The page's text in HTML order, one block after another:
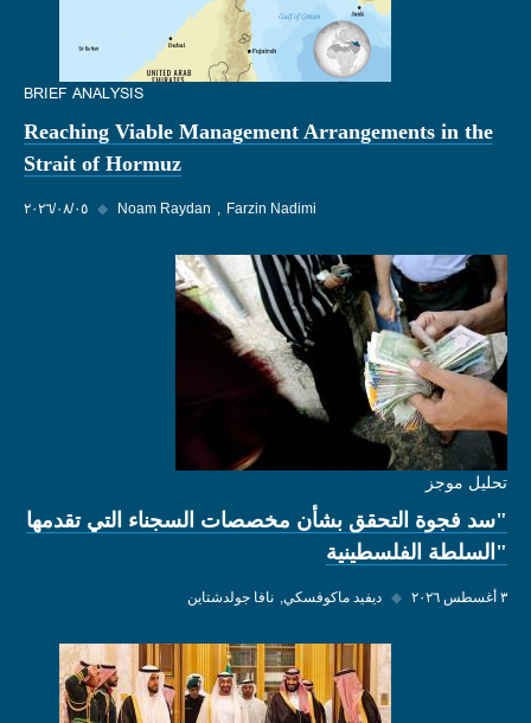
BRIEF ANALYSIS
Reaching Viable Management Arrangements in the
Strait of Hormuz
٠٥‏/٠٨‏/٢٠٢٦ ◆ Noam Raydan Farzin Nadimi
تحليل موجز
"سد فجوة التحقق بشأن مخصصات السجناء التي تقدمها
"السلطة الفلسطينية
٣ أغسطس ٢٠٢٦ ◆ ديفيد ماكوفسكي نافا جولدشتاين